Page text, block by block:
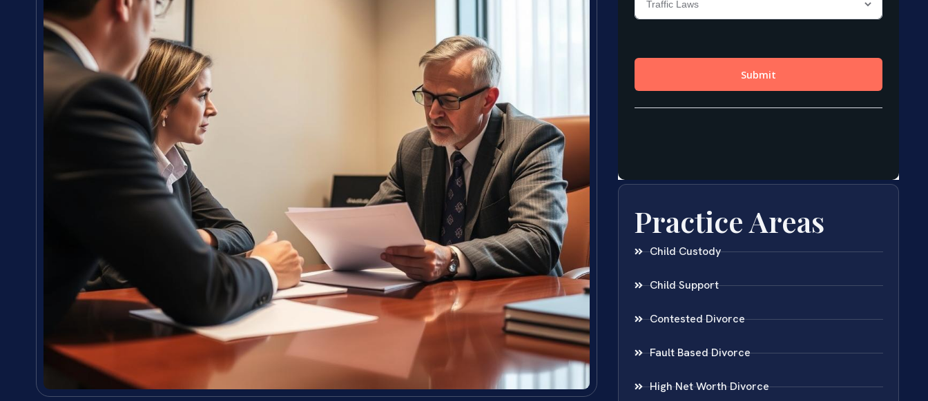
Practice Areas
Child Custody
Child Support
Contested Divorce
Fault Based Divorce
High Net Worth Divorce